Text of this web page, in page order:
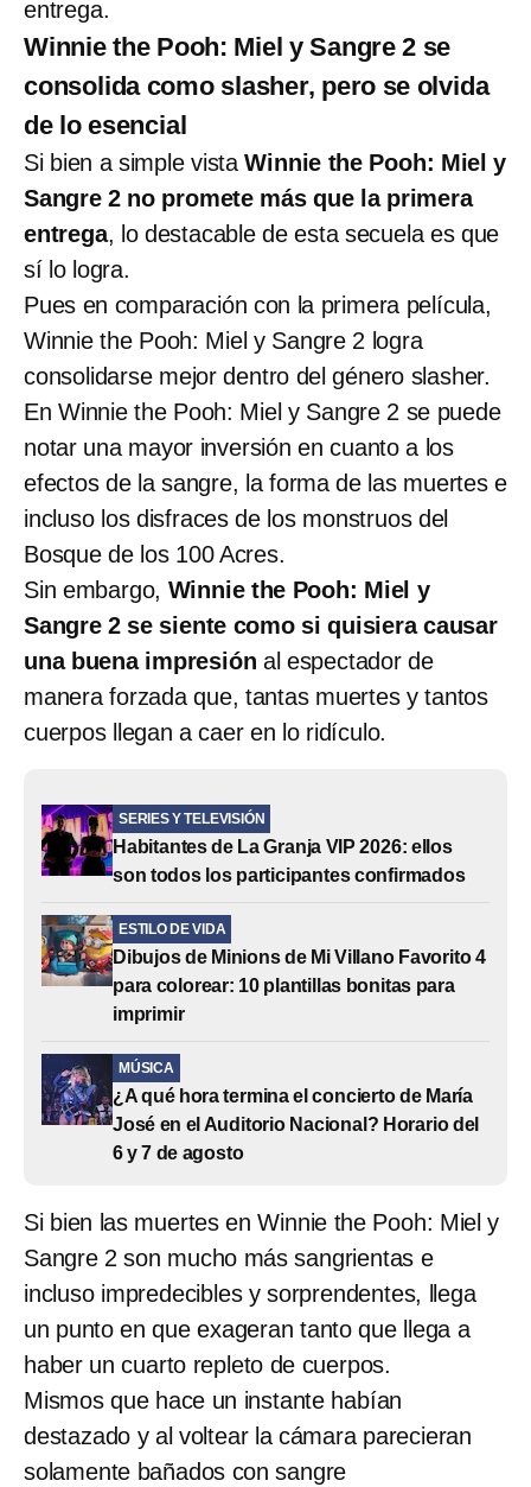
entrega.
Winnie the Pooh: Miel y Sangre 2 se
consolida como slasher, pero se olvida
de lo esencial
Si bien a simple vistaWinnie the Pooh: Miel y
Sangre 2 no promete más que la primera
entrega, lo destacable de esta secuela es que
sí lo logra.
Pues en comparación con la primera película,
Winnie the Pooh: Miel y Sangre 2 logra
consolidarse mejor dentro del género slasher.
En Winnie the Pooh: Miel y Sangre 2 se puede
notar una mayor inversión en cuanto a los
efectos de la sangre, la forma de las muertes e
incluso los disfraces de los monstruos del
Bosque de los 100 Acres.
Sin embargo, Winnie the Pooh: Miel y
Sangre 2 se siente como si quisiera causar
una buena impresión al espectador de
manera forzada que, tantas muertes y tantos
cuerpos llegan a caer en lo ridículo.
SERIES Y TELEVISIÓN
Habitantes de La Granja VIP 2026: ellos
son todos los participantes confirmados
ESTILO DE VIDA
Dibujos de Minions de Mi Villano Favorito 4
para colorear: 10 plantillas bonitas para
imprimir
MÚSICA
¿A qué hora termina el concierto de María
José en el Auditorio Nacional? Horario del
6 y 7 de agosto
Si bien las muertes en Winnie the Pooh: Miel y
Sangre 2 son mucho más sangrientas e
incluso impredecibles y sorprendentes, llega
un punto en que exageran tanto que llega a
haber un cuarto repleto de cuerpos.
Mismos que hace un instante habían
destazado y al voltear la cámara parecieran
solamente bañados con sangre